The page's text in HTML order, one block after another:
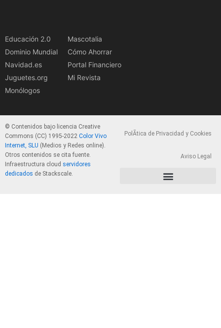
Educación 2.0
Dominio Mundial
Navidad.es
Juguetes.org
Monólogos
Mascotalia
Cómo Ahorrar
Portal Financiero
Mi Revista
© Contenidos bajo licencia Creative
Commons (CC) 1995-2022 Color Vivo
Internet, SLU (Medios y Redes online).
Otros contenidos se cita fuente.
Infraestructura cloud servidores
dedicados de Stackscale.
PolÃ­tica de Privacidad y Cookies
Aviso Legal